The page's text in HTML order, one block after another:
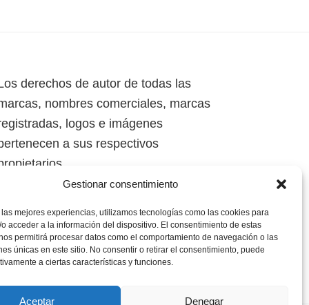
derechos de autor de todas las
nombres comerciales, marcas
logos e imágenes
a sus respectivos
Gestionar consentimiento
mejores experiencias, utilizamos tecnologías como las cookies para
acceder a la información del dispositivo. El consentimiento de estas
permitirá procesar datos como el comportamiento de navegación o las
únicas en este sitio. No consentir o retirar el consentimiento, puede
a ciertas características y funciones.
Aceptar Denegar